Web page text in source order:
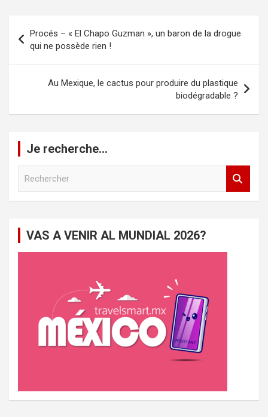
de
l’article
Procés – « El Chapo Guzman », un baron de la drogue
qui ne possède rien !
Au Mexique, le cactus pour produire du plastique
biodégradable ?
Je recherche…
c
VAS A VENIR AL MUNDIAL 2026?